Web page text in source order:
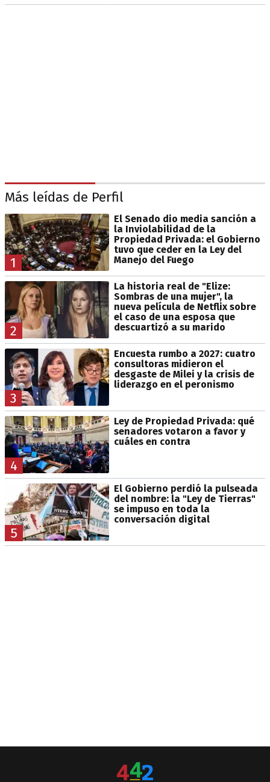
Más leídas de Perfil
1
El Senado dio media sanción a
la Inviolabilidad de la
Propiedad Privada: el Gobierno
tuvo que ceder en la Ley del
Manejo del Fuego
2
La historia real de "Elize:
Sombras de una mujer", la
nueva película de Netflix sobre
el caso de una esposa que
descuartizó a su marido
3
Encuesta rumbo a 2027: cuatro
consultoras midieron el
desgaste de Milei y la crisis de
liderazgo en el peronismo
4
Ley de Propiedad Privada: qué
senadores votaron a favor y
cuáles en contra
5
El Gobierno perdió la pulseada
del nombre: la "Ley de Tierras"
se impuso en toda la
conversación digital